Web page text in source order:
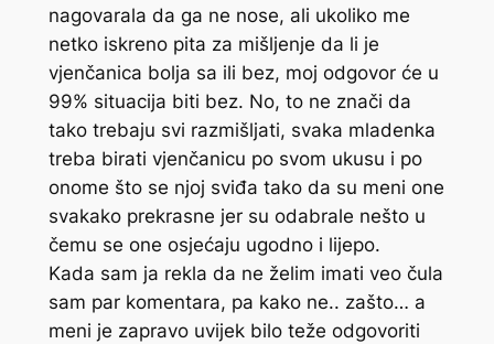
nagovarala da ga ne nose, ali ukoliko me
netko iskreno pita za mišljenje da li je
vjenčanica bolja sa ili bez, moj odgovor će u
99% situacija biti bez. No, to ne znači da
tako trebaju svi razmišljati, svaka mladenka
treba birati vjenčanicu po svom ukusu i po
onome što se njoj sviđa tako da su meni one
svakako prekrasne jer su odabrale nešto u
čemu se one osjećaju ugodno i lijepo.
Kada sam ja rekla da ne želim imati veo čula
sam par komentara, pa kako ne.. zašto… a
meni je zapravo uvijek bilo teže odgovoriti